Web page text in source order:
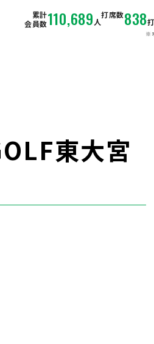
累計
会員数110,689 人
打席数838
※
東大宮